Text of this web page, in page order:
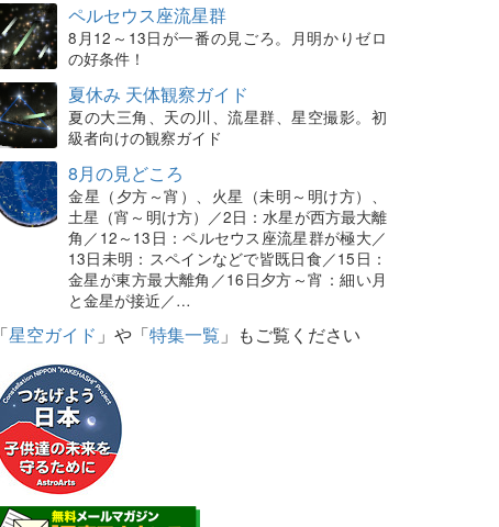
ペルセウス座流星群
8月12～13日が一番の見ごろ。月明かりゼロ
の好条件！
夏休み 天体観察ガイド
夏の大三角、天の川、流星群、星空撮影。初
級者向けの観察ガイド
8月の見どころ
金星（夕方～宵）、火星（未明～明け方）、
土星（宵～明け方）／2日：水星が西方最大離
角／12～13日：ペルセウス座流星群が極大／
13日未明：スペインなどで皆既日食／15日：
金星が東方最大離角／16日夕方～宵：細い月
と金星が接近／…
「星空ガイド 」や「特集一覧 」もご覧ください